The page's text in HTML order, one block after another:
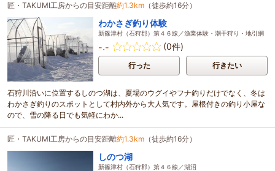
匠・TAKUMI工房からの目安距離約1.3km （徒歩約16分）
わかさぎ釣り体験
新篠津村（石狩郡）第４６線／漁業体験・潮干狩り・地引網
-.- (0件)
行った 行きたい
石狩川沿いに位置するしのつ湖は、夏場のウグイやフナ釣りだけでなく、冬は
わかさぎ釣りのスポットとして村内外から大人気です。屋根付きの釣り小屋な
ので、雪の降る日でも気軽にわか...
匠・TAKUMI工房からの目安距離約1.3km （徒歩約16分）
しのつ湖
新篠津村（石狩郡）第４６線／湖沼